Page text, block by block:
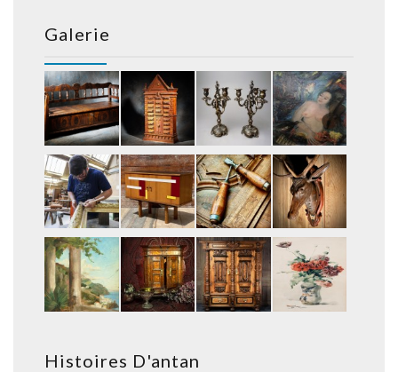
Galerie
Histoires D'antan